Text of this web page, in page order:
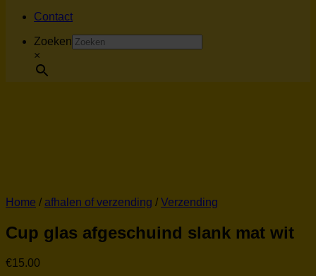
Contact
Zoeken
×
Home / afhalen of verzending / Verzending
Cup glas afgeschuind slank mat wit
€15.00